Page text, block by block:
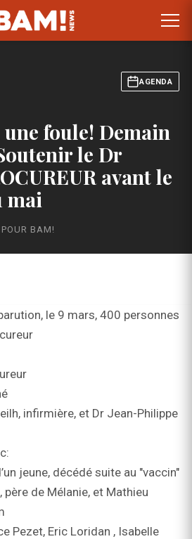
AGENDA
foule! Demain
le Dr
avant le
mai
BAM!
le 9 mars, 400 personnes
infirmière, et Dr Jean-Philippe
jeune, décédé suite au "vaccin"
père de Mélanie, et Mathieu
Pezet, Eric Loridan ​, Isabelle